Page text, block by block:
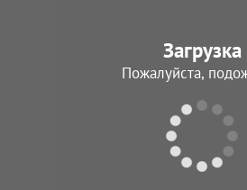
Загрузка
Пожалуйста,